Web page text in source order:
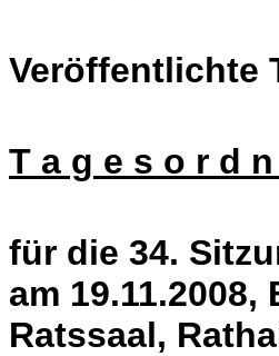
Veröffentlichte
T a g e s o r d
für die 34.
am 19.11.2008,
Ratssaal,